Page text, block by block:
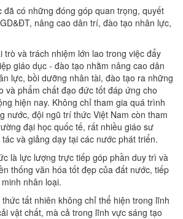
đã có những đóng góp quan trọng, quyết
nâng cao dân trí, đào tạo nhân lực,
và trách nhiệm lớn lao trong việc đẩy
giáo dục - đào tạo nhằm nâng cao dân
lực, bồi dưỡng nhân tài, đào tạo ra những
và phẩm chất đạo đức tốt đáp ứng cho
hiện nay. Không chỉ tham gia quá trình
nước, đội ngũ trí thức Việt Nam còn tham
đại học quốc tế, rất nhiều giáo sư
và giảng dạy tại các nước phát triển.
là lực lượng trực tiếp góp phần duy trì và
thống văn hóa tốt đẹp của đất nước, tiếp
nhân loại.
tất nhiên không chỉ thể hiện trong lĩnh
vật chất, mà cả trong lĩnh vực sáng tạo